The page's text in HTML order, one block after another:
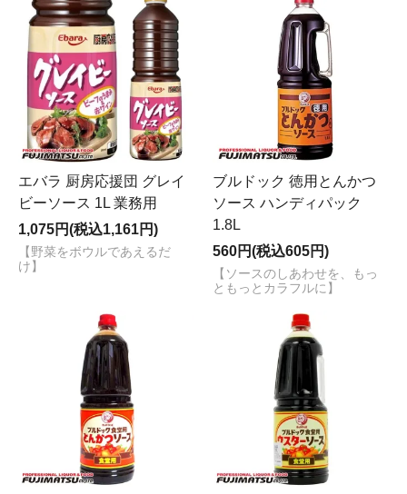
エバラ 厨房応援団 グレイ
ビーソース 1L 業務用
1,075円(税込1,161円)
【野菜をボウルであえるだ
け】
ブルドック 徳用とんかつ
ソース ハンディパック
1.8L
560円(税込605円)
【ソースのしあわせを、もっ
ともっとカラフルに】